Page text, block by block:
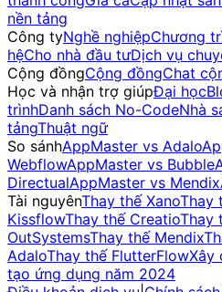
nền tảng
Công tyNghề nghiệpChương
hệCho nhà đầu tưDịch vụ
Cộng đồngCộng đồngChat
Học và nhận trợ giúpĐại học
trìnhDanh sách No-CodeNhà
tảngThuật ngữ
So sánhAppMaster vs Adalo
WebflowAppMaster vs Bubble
DirectualAppMaster vs Mendix
Tài nguyênThay thế XanoThay
KissflowThay thế CreatioThay
OutSystemsThay thế Mendix
AdaloThay thế FlutterFlowXây
tạo ứng dụng năm 2024